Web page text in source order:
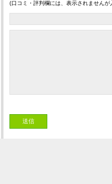
(口コミ・評判欄には、表示されませんが